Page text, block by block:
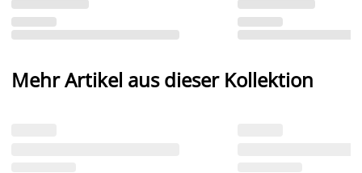
Mehr Artikel aus dieser Kollektion